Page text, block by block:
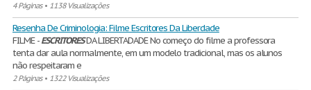
4 Páginas• 1138 Visualizações
Resenha De Criminologia: Filme Escritores Da Liberdade
FILME -ESCRITORESDA LIBERTADADE No começo do filme a professora
tenta dar aula normalmente, em um modelo tradicional, mas os alunos
não respeitaram e
2 Páginas• 1322 Visualizações